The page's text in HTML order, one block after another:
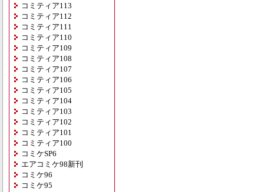
コミティア113
コミティア112
コミティア111
コミティア110
コミティア109
コミティア108
コミティア107
コミティア106
コミティア105
コミティア104
コミティア103
コミティア102
コミティア101
コミティア100
コミケSP6
エアコミケ98新刊
コミケ96
コミケ95